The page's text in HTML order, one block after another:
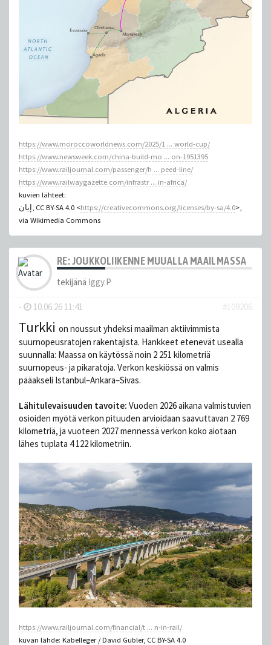
https://www.moroccoworldnews.com/2025/1 ... world-cup/
https://www.newsweek.com/china-build-mo ... on-1951395
https://www.railjournal.com/passenger/h ... peed-line/
https://www.railwaygazette.com/infrastr ... in-africa/
kuvien lähteet:
إيان, CC BY-SA 4.0 <https://creativecommons.org/licenses/by-sa/4.0>,
via Wikimedia Commons
RE: JOUKKOLIIKENNE MUUALLA MAAILMASSA
tekijänä Iggy.P
- 10.06.26 11:41 #109206
Turkki on noussut yhdeksi maailman aktiivimmista
suurnopeusratojen rakentajista. Hankkeet etenevät usealla
suunnalla: Maassa on käytössä noin 2 251 kilometriä
suurnopeus- ja pikaratoja. Verkon keskiössä on valmis
pääakseli Istanbul–Ankara–Sivas.
Lähitulevaisuuden tavoite: Vuoden 2026 aikana valmistuvien
osioiden myötä verkon pituuden arvioidaan saavuttavan 2 769
kilometriä, ja vuoteen 2027 mennessä verkon koko aiotaan
lähes tuplata 4 122 kilometriin.
https://www.railjournal.com/financial/t ... n-in-rail/
kuvan lähde: Kabelleger / David Gubler, CC BY-SA 4.0